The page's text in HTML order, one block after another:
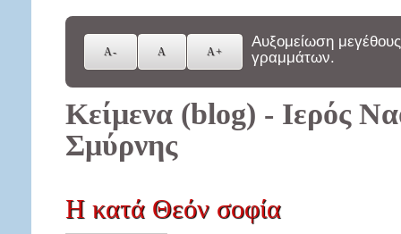
Αυξομείωση μεγέθους
γραμμάτων.
Κείμενα (blog) - Ιερός
Σμύρνης
Η κατά Θεόν σοφία